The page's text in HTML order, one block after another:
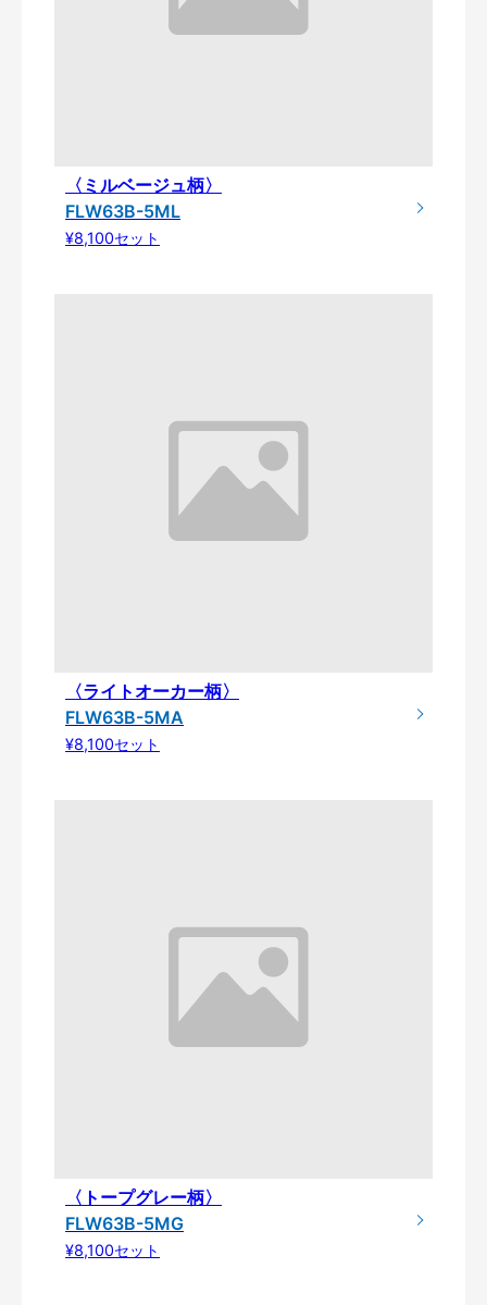
〈ミルベージュ柄〉
FLW63B-5ML
¥8,100セット
〈ライトオーカー柄〉
FLW63B-5MA
¥8,100セット
〈トープグレー柄〉
FLW63B-5MG
¥8,100セット